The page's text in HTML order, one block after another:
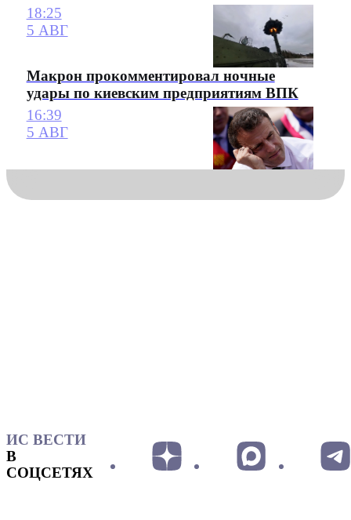
18:25
5 АВГ
Макрон прокомментировал ночные
удары по киевским предприятиям ВПК
16:39
5 АВГ
ИС ВЕСТИ
В
СОЦСЕТЯХ